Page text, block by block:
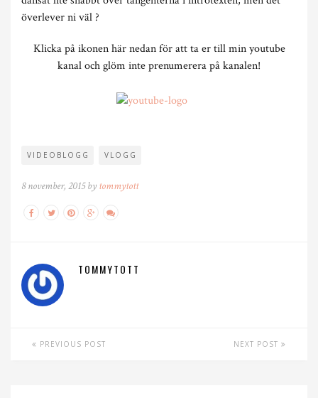
överlever ni väl ?
Klicka på ikonen här nedan för att ta er till min youtube
kanal och glöm inte prenumerera på kanalen!
VIDEOBLOGG VLOGG
8 november, 2015 by tommytott
TOMMYTOTT
PREVIOUS POST NEXT POST